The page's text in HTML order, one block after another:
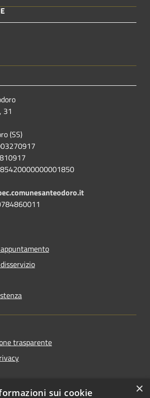
31
(SS)
trasparente
accessibilità
×
sui cookie